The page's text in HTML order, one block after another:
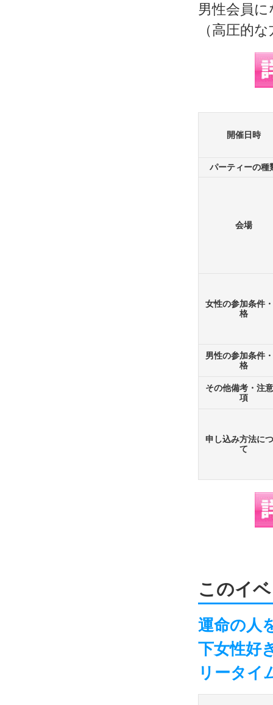
男性会員
（高圧的
開催日時
パーティーの種
会場
女性の参加条件
格
男性の参加条件
格
その他備考・注
項
申し込み方法に
て
このイ
運命の人
下女性好
リータイ